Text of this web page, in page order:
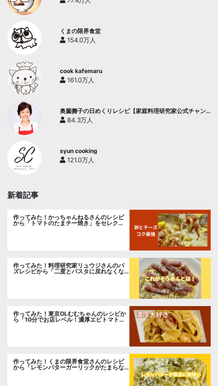
くまの限界食堂
154.0万人
cook kafemaru
161.0万人
奥薗壽子の日めくりレシピ【家庭料理研究家公式チャン
ネル】
84.3万人
syun cooking
121.0万人
新着記事
作ってみた！かっちゃんねるさんのレシピ
から「トマトのたまチー焼き」をセレク
作ってみた！料理研究家リュウジさんのバ
ズレシピから「二度とパスタに戻れなくな
作ってみた！東京OLむむちゃんのレシピか
ら「10分でお店レベル！濃厚エビトマトク
リームパスタ」に挑戦
作ってみた！くまの限界食堂さんのレシピ
から「レモンバターガーリックがたまらな